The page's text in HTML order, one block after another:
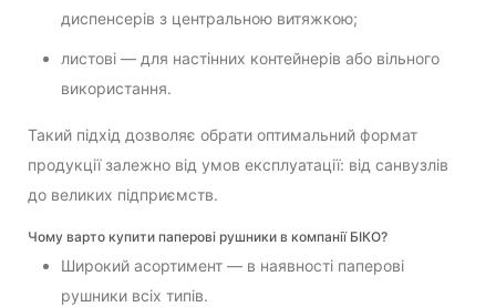
диспенсерів з центральною витяжкою;
листові — для настінних контейнерів або вільного
використання.
Такий підхід дозволяє обрати оптимальний формат
продукції залежно від умов експлуатації: від санвузлів
до великих підприємств.
Чому варто купити паперові рушники в компанії БІКО?
Широкий асортимент — в наявності паперові
рушники всіх типів.